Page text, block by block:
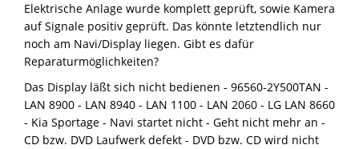
Elektrische Anlage wurde komplett geprüft, sowie Kamera
auf Signale positiv geprüft. Das könnte letztendlich nur
noch am Navi/Display liegen. Gibt es dafür
Reparaturmöglichkeiten?
Das Display läßt sich nicht bedienen - 96560-2Y500TAN -
LAN 8900 - LAN 8940 - LAN 1100 - LAN 2060 - LG LAN 8660
- Kia Sportage - Navi startet nicht - Geht nicht mehr an -
CD bzw. DVD Laufwerk defekt - DVD bzw. CD wird nicht